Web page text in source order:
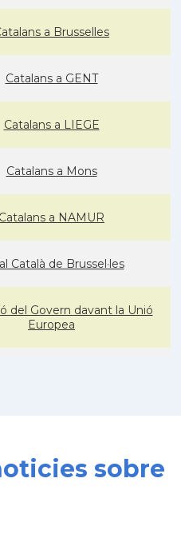
a Brusselles
Catalans a GENT
Catalans a LIEGE
Catalans a Mons
Catalans a NAMUR
Català de Brussel·les
del Govern davant la Unió
Europea
sobre